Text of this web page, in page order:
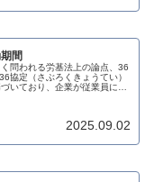
間
問われる労基法上の論点、36
協定（さぶろくきょうてい）
いており、企業が従業員に残
2025.09.02